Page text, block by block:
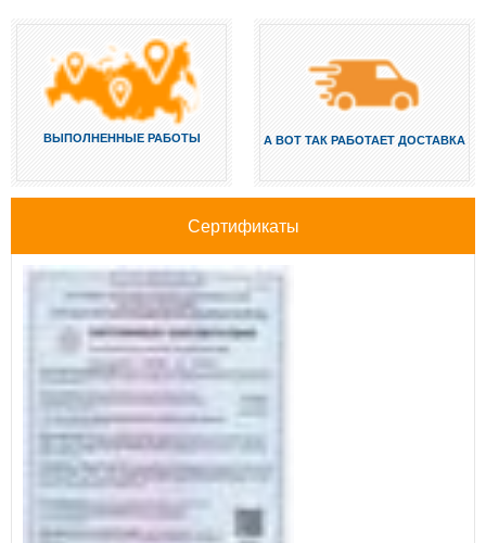
ВЫПОЛНЕННЫЕ РАБОТЫ А ВОТ ТАК РАБОТАЕТ ДОСТАВКА
Сертификаты